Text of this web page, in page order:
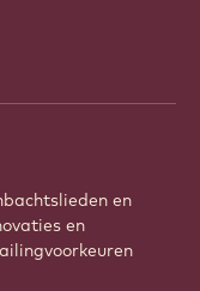
en
en